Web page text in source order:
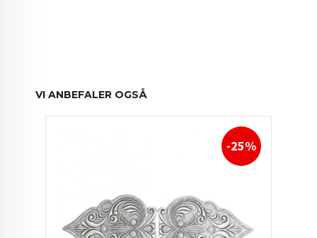
VI ANBEFALER OGSÅ
-25%